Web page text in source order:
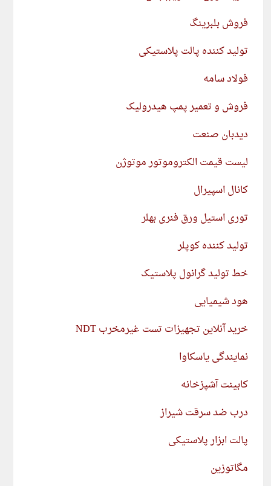
فروش بلبرینگ
تولید کننده پالت پلاستیکی
فولاد سامه
فروش و تعمیر پمپ هیدرولیک
دیدبان صنعت
لیست قیمت الکتروموتور موتوژن
کانال اسپیرال
توری استیل ورق فنری بهلر
تولید کننده کوپلر
خط تولید گرانول پلاستیک
هود شیمیایی
خرید آنلاین تجهیزات تست غیرمخرب NDT
نمایندگی یاسکاوا
کابینت آشپزخانه
درب ضد سرقت شیراز
پالت ابزار پلاستیکی
مگاتوزین